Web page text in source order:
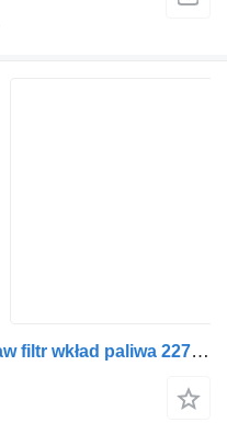
Kit de réparation Paccar Zestaw filtr wkład paliwa 2272927 pour tracteur routier DAF XF XG XG+